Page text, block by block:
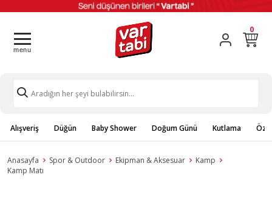
0
Alışveriş Düğün Baby Shower Doğum Günü Kutlama
Anasayfa Spor & Outdoor Ekipman & Aksesuar
Kamp
Kamp Matı